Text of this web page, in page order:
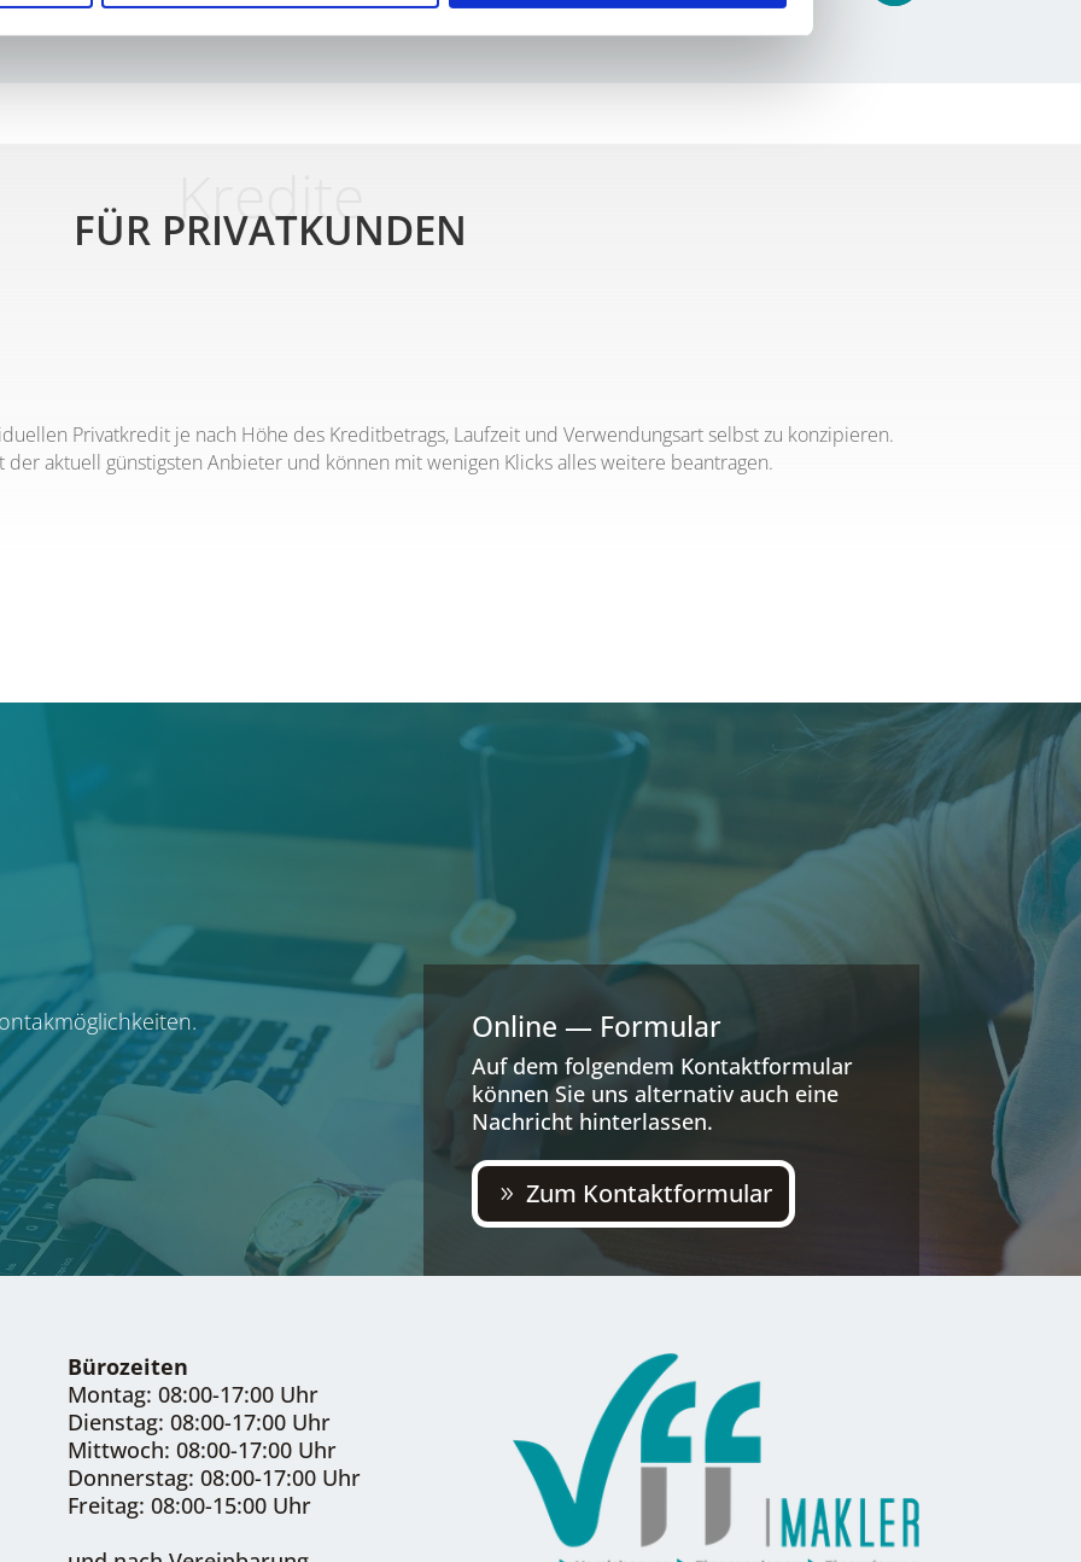
Kre­di­te
FÜR PRI­VAT­KUN­DEN
Pri­vat­kre­dit je nach Höhe des Kre­dit­be­trags, Lauf­zeit und Ver­wen­dungs­art selbst zu kon­zi­pie­ren.
aktu­ell güns­tigs­ten Anbie­ter und kön­nen mit weni­gen Klicks alles wei­te­re beantragen.
Online — Formular
Auf dem fol­gen­dem Kon­takt­for­mu­lar
kön­nen Sie uns alter­na­tiv auch eine
Nach­richt hinterlassen.
Zum Kon­takt­for­mu­lar
Bürozeiten
Montag: 08:00-17:00 Uhr
Dienstag: 08:00-17:00 Uhr
Mittwoch: 08:00-17:00 Uhr
Donnerstag: 08:00-17:00 Uhr
Freitag: 08:00-15:00 Uhr